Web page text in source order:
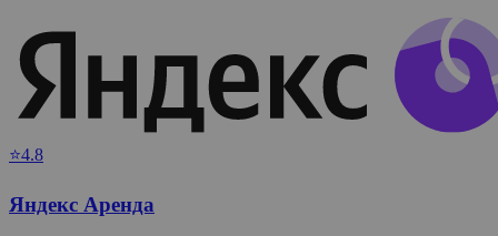
⭐4.8
Яндекс Аренда